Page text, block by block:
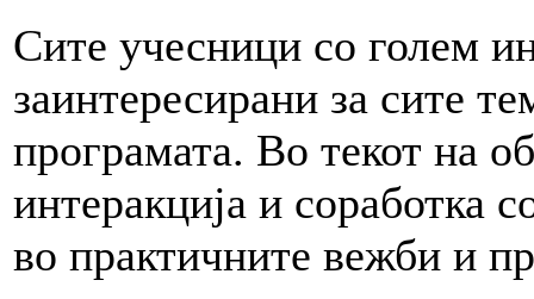
Сите учесници со голем
заинтересирани за сите
програмата. Во текот на
интеракција и соработка
во практичните вежби и